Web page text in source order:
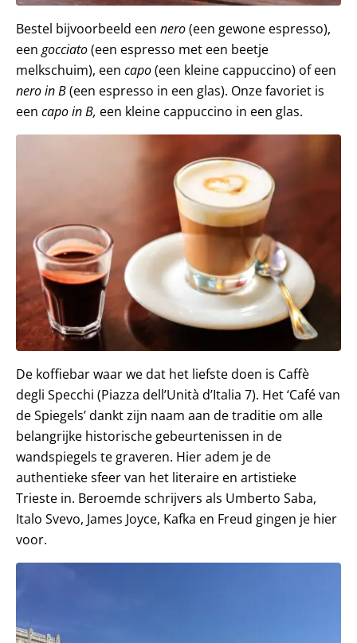
Bestel bijvoorbeeld een nero(een gewone espresso),
een gocciato(een espresso met een beetje
melkschuim), een capo(een kleine cappuccino) of een
nero in B(een espresso in een glas). Onze favoriet is
een capo in B, een kleine cappuccino in een glas.
De koffiebar waar we dat het liefste doen is Caffè
degli Specchi (Piazza dell’Unità d’Italia 7). Het ‘Café van
de Spiegels’ dankt zijn naam aan de traditie om alle
belangrijke historische gebeurtenissen in de
wandspiegels te graveren. Hier adem je de
authentieke sfeer van het literaire en artistieke
Trieste in. Beroemde schrijvers als Umberto Saba,
Italo Svevo, James Joyce, Kafka en Freud gingen je hier
voor.